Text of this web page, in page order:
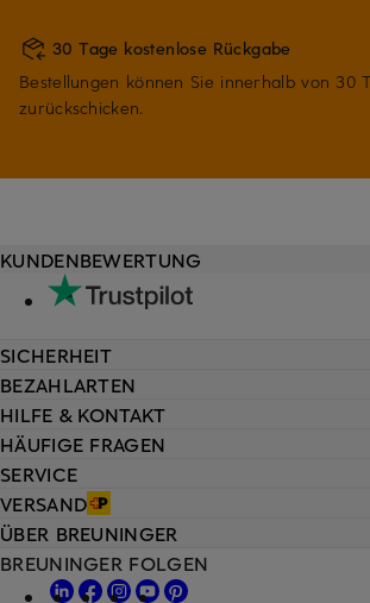
30 Tage kostenlose Rückgabe
Bestellungen können Sie innerhalb von 30
zurückschicken.
HILFE & KONTAKT
HÄUFIGE FRAGEN
SERVICE
VERSAND
KUNDENBEWERTUNG
SICHERHEIT
BEZAHLARTEN
ÜBER BREUNINGER
BREUNINGER FOLGEN